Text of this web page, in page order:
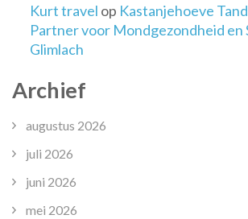
Kurt travel op Kastanjehoeve
Partner voor Mondgezondheid en
Glimlach
Archief
augustus 2026
juli 2026
juni 2026
mei 2026